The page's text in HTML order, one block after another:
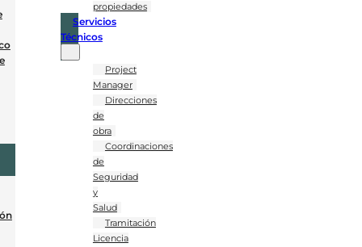
propiedades
Servicios
Técnicos
Project
Manager
Direcciones
de
obra
Coordinaciones
de
Seguridad
y
Salud
Tramitación
Licencia